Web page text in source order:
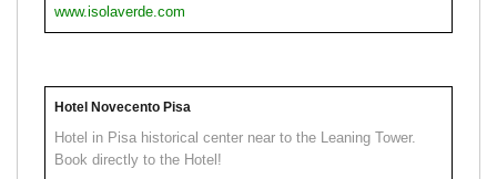
www.isolaverde.com
Hotel Novecento Pisa
Hotel in Pisa historical center near to the Leaning Tower.
Book directly to the Hotel!